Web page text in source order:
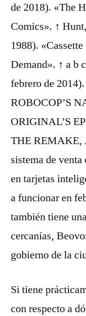
de 2018). «The
Comics». ↑
1988).
Demand». ↑ a b
febrero de
ROBOCOP’S
ORIGINAL’S
THE REMAKE,
sistema de
en tarjetas
a funcionar en
también tiene
cercanías,
gobierno de la
Si tiene
con respecto a